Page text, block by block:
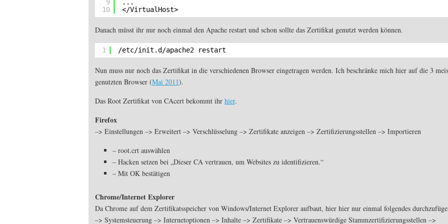
9
10
...
</VirtualHost>
Danach müsst ihr nur noch einmal den Apache restart und schon sollte das Zertifikat genutzt werden können.
1 /etc/init .d /apache2 restart
Nun muss nur noch das Zertifikat in die verschiedenen Browser eingetragen werden. Ich beschränke mich hier auf die 3
genutzten Browser (Mai 2011).
Das Root Zertifikat von CAcert bekommt ihr hier.
Firefox
–> Einstellungen –> Erweitert –> Verschlüsselung –> Zertifikate anzeigen –> Zertifizierungsstellen –> Importieren
– root.crt auswählen
– Hacken setzen bei „Dieser CA vertrauen, um Websites zu identifizieren.“
– Mit OK bestätigen
Chrome/Internet Explorer
Da Chrome auf dem Zertifikatsspeicher von Windows/Internet Explorer aufbaut, hier hier nur einmal folgendes
–> Systemsteuerung –> Internetoptionen –> Inhalte –> Zertifikate –> Vertrauenswürdige Stammzertifizierungsstellen –>